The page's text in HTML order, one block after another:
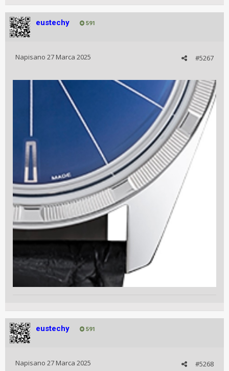
eustechy 591
#5267
Napisano 27 Marca 2025
eustechy 591
#5268
Napisano 27 Marca 2025